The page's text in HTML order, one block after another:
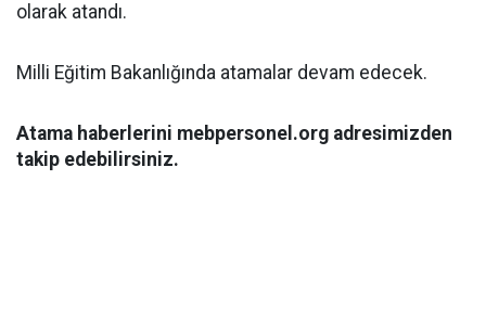
olarak atandı.
Milli Eğitim Bakanlığında atamalar devam edecek.
Atama haberlerini mebpersonel.org adresimizden
takip edebilirsiniz.